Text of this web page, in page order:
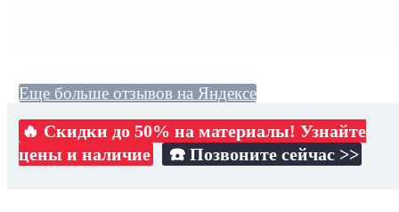
Еще больше отзывов на Яндексе
🔥 Скидки до 50% на материалы! Узнайте
цены и наличие
☎️ Позвоните сейчас >>